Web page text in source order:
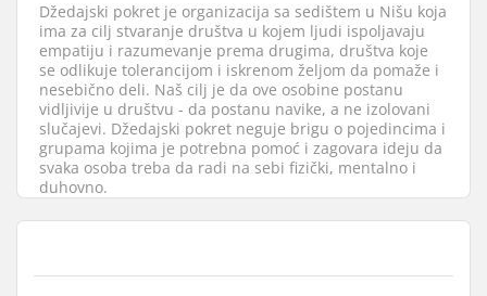
Džedajski pokret je organizacija sa sedištem u Nišu koja
ima za cilj stvaranje društva u kojem ljudi ispoljavaju
empatiju i razumevanje prema drugima, društva koje
se odlikuje tolerancijom i iskrenom željom da pomaže i
nesebično deli. Naš cilj je da ove osobine postanu
vidljivije u društvu - da postanu navike, a ne izolovani
slučajevi. Džedajski pokret neguje brigu o pojedincima i
grupama kojima je potrebna pomoć i zagovara ideju da
svaka osoba treba da radi na sebi fizički, mentalno i
duhovno.